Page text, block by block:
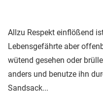
Allzu Respekt einflößend
Lebensgefährte aber
wütend gesehen oder
anders und benutze ihn
Sandsack...